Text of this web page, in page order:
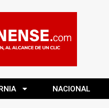
NACIONAL